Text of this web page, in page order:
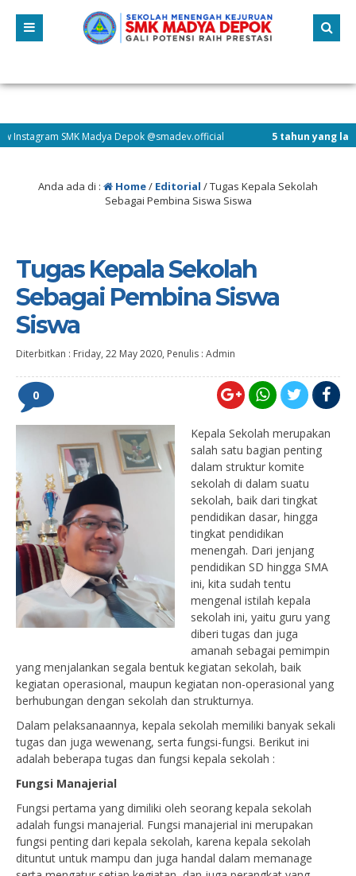
SMK Madya Depok @smadev.official 5 tahun yang lalu/ Telah
Menengah Kejuruan Madya Depok. Merupakan salah satu sarana
Anda ada di : Home/ Editorial /Tugas Kepala Sekolah
Sebagai Pembina Siswa Siswa
Tugas Kepala Sekolah
Sebagai Pembina Siswa
Siswa
Diterbitkan : Friday, 22 May 2020, Penulis : Admin
0
Kepala Sekolah merupakan
salah satu bagian penting
dalam struktur komite
sekolah di dalam suatu
sekolah, baik dari tingkat
pendidikan dasar, hingga
tingkat pendidikan
menengah. Dari jenjang
pendidikan SD hingga SMA
ini, kita sudah tentu
mengenal istilah kepala
sekolah ini, yaitu guru yang
diberi tugas dan juga
amanah sebagai pemimpin
yang menjalankan segala bentuk kegiatan sekolah, baik
kegiatan operasional, maupun kegiatan non-operasional yang
berhubungan dengan sekolah dan strukturnya.
Dalam pelaksanaannya, kepala sekolah memiliki banyak sekali
tugas dan juga wewenang, serta fungsi-fungsi. Berikut ini
adalah beberapa tugas dan fungsi kepala sekolah :
Fungsi Manajerial
Fungsi pertama yang dimiliki oleh seorang kepala sekolah
adalah fungsi manajerial. Fungsi manajerial ini merupakan
fungsi penting dari kepala sekolah, karena kepala sekolah
dituntut untuk mampu dan juga handal dalam memanage